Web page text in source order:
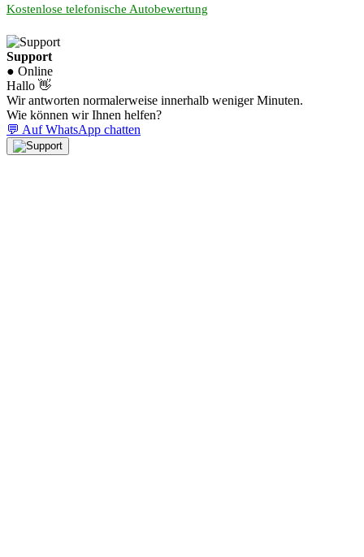
Kostenlose telefonische Autobewertung
Support
● Online
Hallo 👋
Wir antworten normalerweise innerhalb weniger Minuten.
Wie können wir Ihnen helfen?
💬 Auf WhatsApp chatten